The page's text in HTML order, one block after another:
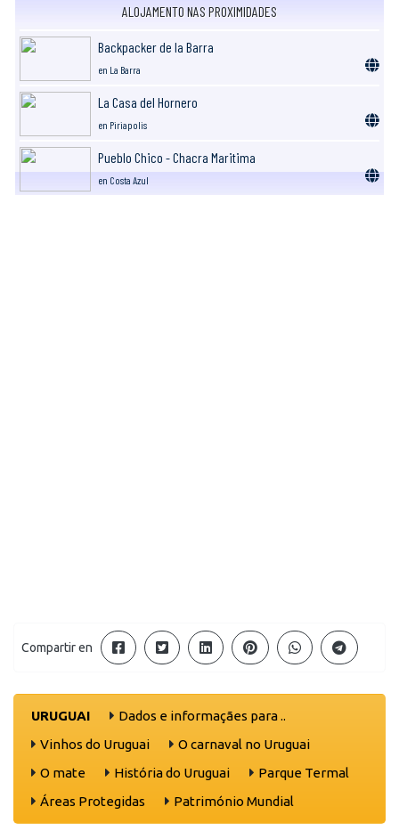
ALOJAMENTO NAS PROXIMIDADES
Backpacker de la Barra
en La Barra
La Casa del Hornero
en Piriapolis
Pueblo Chico - Chacra Maritima
en Costa Azul
Compartir en
URUGUAI
Dados e informaçães para ..
Vinhos do Uruguai
O carnaval no Uruguai
O mate
História do Uruguai
Parque Termal
Áreas Protegidas
Património Mundial